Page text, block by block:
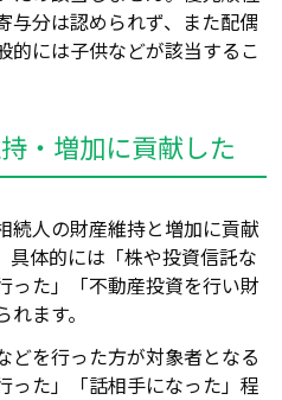
与分は認められず、また配偶
的には子供などが該当するこ
・増加に貢献した
続人の財産維持と増加に貢献
具体的には「株や投資信託な
った」「不動産投資を行い財
ます。
どを行った方が対象者となる
った」「話相手になった」程